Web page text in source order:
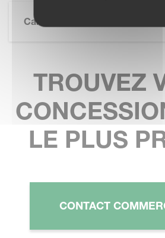
Caractéristiques Techniques
TROUVEZ
LE PLUS
CONTACT